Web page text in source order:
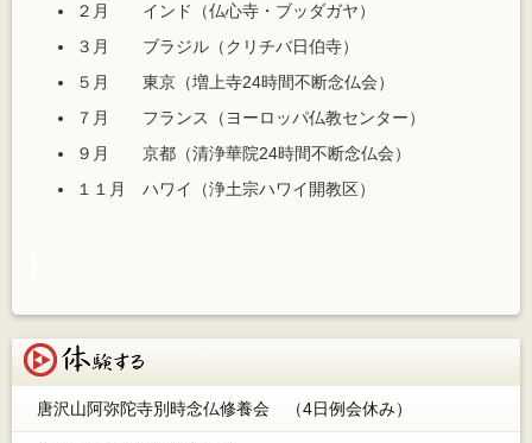
２月 インド（仏心寺・ブッダガヤ）
３月 ブラジル（クリチバ日伯寺）
５月 東京（増上寺24時間不断念仏会）
７月 フランス（ヨーロッパ仏教センター）
９月 京都（清浄華院24時間不断念仏会）
１１月 ハワイ（浄土宗ハワイ開教区）
唐沢山阿弥陀寺別時念仏修養会 （4日例会休み）